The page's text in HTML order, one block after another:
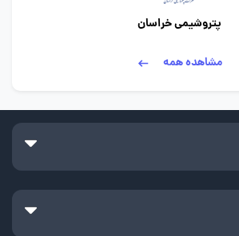
پتروشیمی خراسان
مشاهده همه